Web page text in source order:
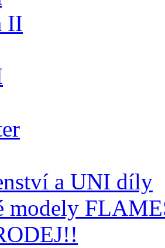
II
a UNI díly
modely